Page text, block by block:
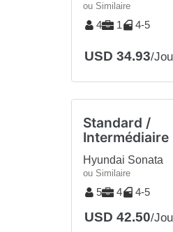
ou Similaire
4 1 4-5
USD 34.93/
Standard /
Intermédiaire
Hyundai Sonata
ou Similaire
5 4 4-5
USD 42.50/